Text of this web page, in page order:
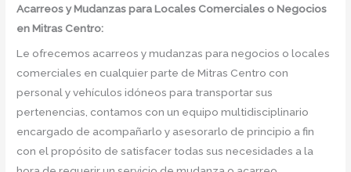
Acarreos y Mudanzas para Locales Comerciales o Negocios
en Mitras Centro:
Le ofrecemos acarreos y mudanzas para negocios o locales
comerciales en cualquier parte de Mitras Centro con
personal y vehículos idóneos para transportar sus
pertenencias, contamos con un equipo multidisciplinario
encargado de acompañarlo y asesorarlo de principio a fin
con el propósito de satisfacer todas sus necesidades a la